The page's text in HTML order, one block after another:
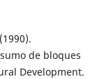
de bloques
Development.